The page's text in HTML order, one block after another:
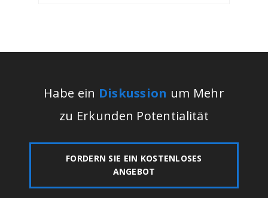
Habe ein Diskussion um Mehr
zu Erkunden Potentialität
FORDERN SIE EIN KOSTENLOSES
ANGEBOT